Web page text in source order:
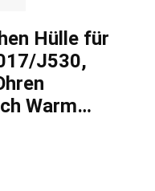
Hülle für
J530,
Warm…